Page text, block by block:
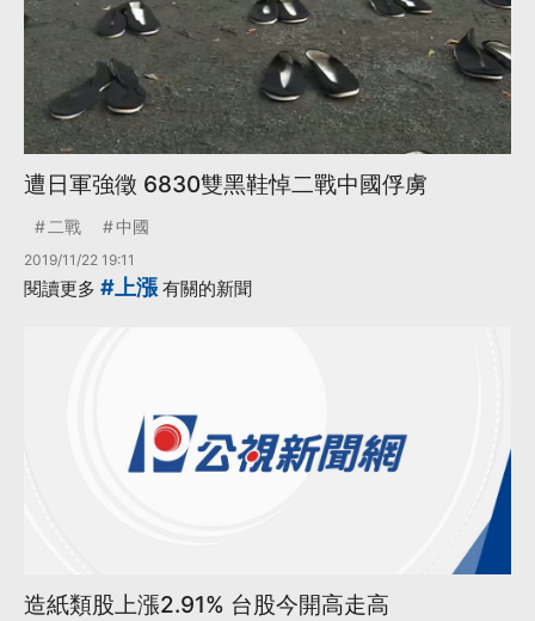
遭日軍強徵 6830雙黑鞋悼二戰中國俘虜
二戰 中國
2019/11/22 19:11
閱讀更多 #上漲 有關的新聞
造紙類股上漲2.91% 台股今開高走高